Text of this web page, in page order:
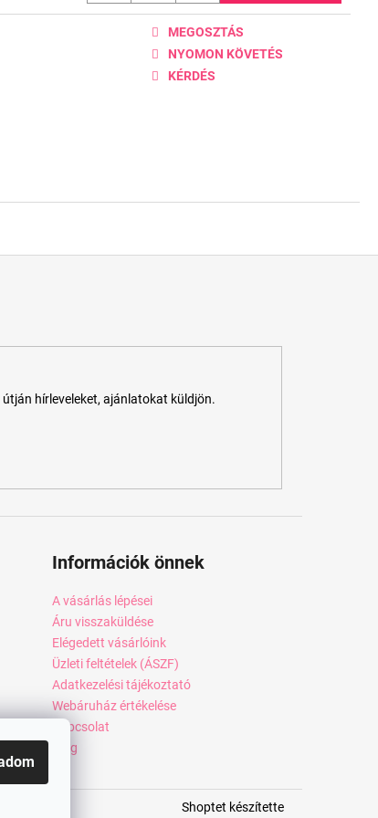
KÉRDÉS
NYOMON KÖVETÉS
MEGOSZTÁS
hírleveleket, ajánlatokat küldjön.
Információk önnek
A vásárlás lépései
Áru visszaküldése
Elégedett vásárlóink
Üzleti feltételek (ÁSZF)
Adatkezelési tájékoztató
Webáruház értékelése
Kapcsolat
Blog
Shoptet készítette